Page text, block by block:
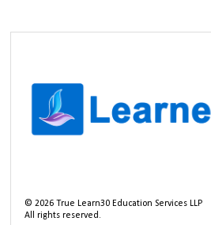
©2026 True Learn30 Education Services LLP
All rights reserved.